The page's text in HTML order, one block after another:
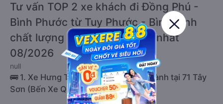
Tư vấn TOP 2 xe khách đi Đồng Phú -
Bình Phước từ Tuy Phước - Bình Định
chất lượng cao, uy tín, giá rẻ nhất
08/2026
null
🚌 1. Xe Hưng Thủy (Bình Định) khởi hành tại 71 Tây
Sơn (Bến Xe Quy Nhơn)